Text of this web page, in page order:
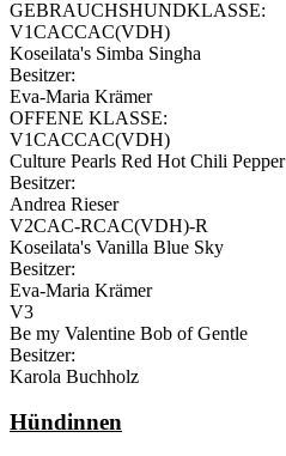
GEBRAUCHSHUNDKLASSE:
V1CACCAC(VDH)
Koseilata's Simba Singha
Besitzer:
Eva-Maria Krämer
OFFENE KLASSE:
V1CACCAC(VDH)
Culture Pearls Red Hot Chili Pepper
Besitzer:
Andrea Rieser
V2CAC-RCAC(VDH)-R
Koseilata's Vanilla Blue Sky
Besitzer:
Eva-Maria Krämer
V3
Be my Valentine Bob of Gentle
Besitzer:
Karola Buchholz
Hündinnen